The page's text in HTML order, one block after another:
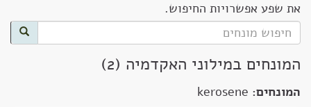
את שפע אפשרויות החיפוש.
המונחים במילוני האקדמיה (2)
המונחים: kerosene